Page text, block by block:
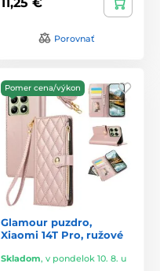
Porovnať
Pomer cena/výkon
Glamour puzdro,
Xiaomi 14T Pro, ružové
Skladom, v pondelok 10. 8. u